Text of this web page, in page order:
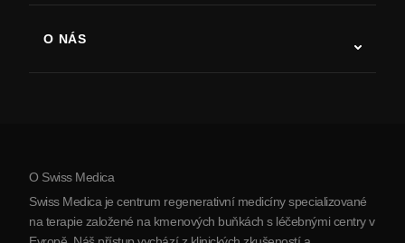
Parkinsonova choroba
Artritida
O NÁS
O Srbsku
O Swiss Medica
Swiss Medica je centrum regenerativní medicíny specializované
na terapie založené na kmenových buňkách s léčebnými centry v